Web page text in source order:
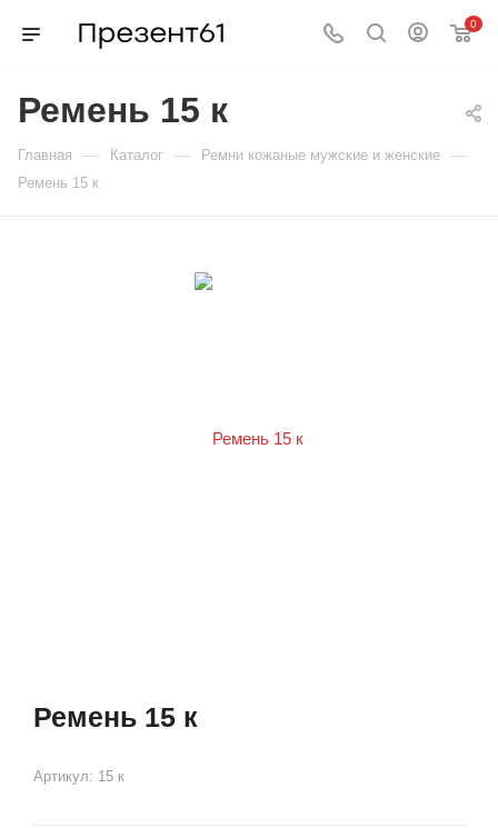
0
Ремень 15 к
Главная — Каталог — Ремни кожаные мужские и женские —
Ремень 15 к
Ремень 15 к
Артикул: 15 к